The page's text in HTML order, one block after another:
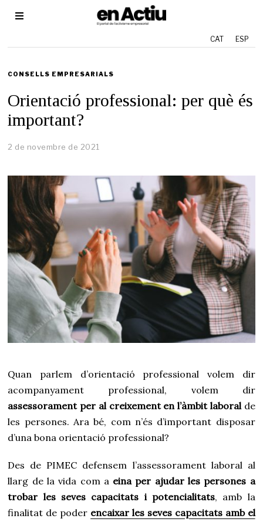
CAT ESP
CONSELLS EMPRESARIALS
Orientació professional: per què és
important?
2 de novembre de 2021
n
v
e
b
r
e
d
e
2
0
1
Quan parlem d’orientació professional volem dir
acompanyament professional, volem dir
assessorament per al creixement en l’àmbit laboralde
les persones. Ara bé, com n’és d’important disposar
d’una bona orientació professional?
Des de PIMEC defensem l’assessorament laboral al
llarg de la vida com a eina per ajudar les persones a
trobar les seves capacitats i potencialitats, amb la
finalitat de poder encaixar les seves capacitats amb el